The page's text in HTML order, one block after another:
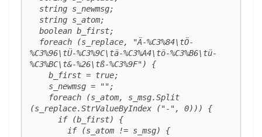
%C3%96\tÜ-%C3%9C\tä-%C3%A4\tö-%C3%B6\tü-
%C3%BC\t&-%26\tß-%C3%9F") {
(s_replace.StrValueByIndex ("-", 0))) {